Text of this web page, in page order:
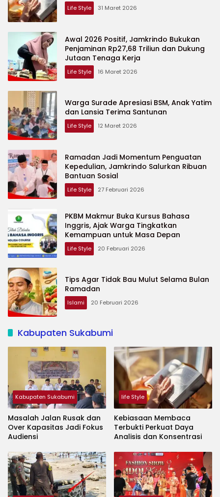
Life Style 31 Maret 2026
Awal 2026 Positif, Jamkrindo Bukukan
Penjaminan Rp27,68 Triliun dan Dukung
Jutaan Tenaga Kerja
Life Style 16 Maret 2026
Warga Surade Apresiasi BSM, Anak Yatim
dan Lansia Terima Santunan
Life Style 12 Maret 2026
Ramadan Jadi Momentum Penguatan
Kepedulian, Jamkrindo Salurkan Ribuan
Bantuan Sosial
Life Style 27 Februari 2026
PKBM Makmur Buka Kursus Bahasa
Inggris, Ajak Warga Tingkatkan
Kemampuan untuk Masa Depan
Life Style 20 Februari 2026
Tips Agar Tidak Bau Mulut Selama Bulan
Ramadan
Islami 20 Februari 2026
Kabupaten Sukabumi
Kabupaten Sukabumi
Masalah Jalan Rusak dan
Over Kapasitas Jadi Fokus
Audiensi
life Style
Kebiasaan Membaca
Terbukti Perkuat Daya
Analisis dan Konsentrasi